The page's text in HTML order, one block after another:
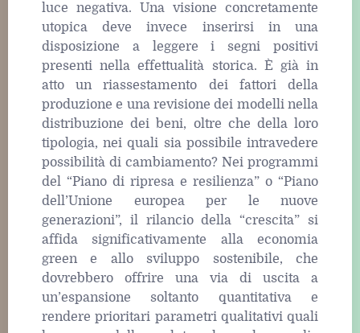
luce negativa. Una visione concretamente
utopica deve invece inserirsi in una
disposizione a leggere i segni positivi
presenti nella effettualità storica. È già in
atto un riassestamento dei fattori della
produzione e una revisione dei modelli nella
distribuzione dei beni, oltre che della loro
tipologia, nei quali sia possibile intravedere
possibilità di cambiamento? Nei programmi
del “Piano di ripresa e resilienza” o “Piano
dell’Unione europea per le nuove
generazioni”, il rilancio della “crescita” si
affida significativamente alla economia
green e allo sviluppo sostenibile, che
dovrebbero offrire una via di uscita a
un’espansione soltanto quantitativa e
rendere prioritari parametri qualitativi quali